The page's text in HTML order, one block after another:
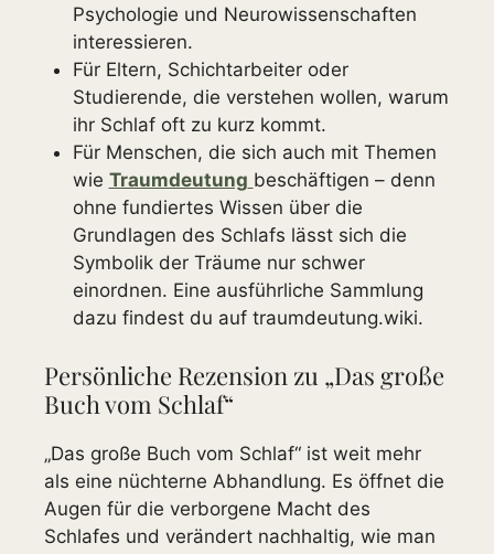
Psychologie und Neurowissenschaften
interessieren.
Für Eltern, Schichtarbeiter oder
Studierende, die verstehen wollen, warum
ihr Schlaf oft zu kurz kommt.
Für Menschen, die sich auch mit Themen
wie Traumdeutung beschäftigen – denn
ohne fundiertes Wissen über die
Grundlagen des Schlafs lässt sich die
Symbolik der Träume nur schwer
einordnen. Eine ausführliche Sammlung
dazu findest du auf traumdeutung.wiki.
Persönliche Rezension zu „Das große
Buch vom Schlaf“
„Das große Buch vom Schlaf“ ist weit mehr
als eine nüchterne Abhandlung. Es öffnet die
Augen für die verborgene Macht des
Schlafes und verändert nachhaltig, wie man